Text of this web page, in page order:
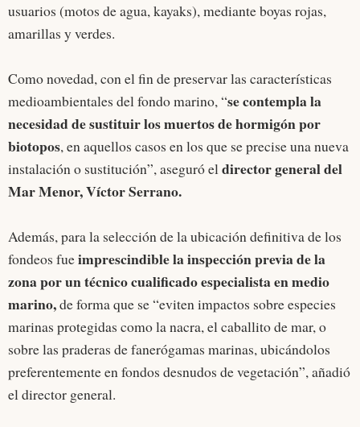
usuarios (motos de agua, kayaks), mediante boyas rojas,
amarillas y verdes.
Como novedad, con el fin de preservar las características
medioambientales del fondo marino, “se contempla la
necesidad de sustituir los muertos de hormigón por
biotopos, en aquellos casos en los que se precise una nueva
instalación o sustitución”, aseguró eldirector general del
Mar Menor, Víctor Serrano.
Además, para la selección de la ubicación definitiva de los
fondeos fueimprescindible la inspección previa de la
zona por un técnico cualificado especialista en medio
marino,de forma que se “eviten impactos sobre especies
marinas protegidas como la nacra, el caballito de mar, o
sobre las praderas de fanerógamas marinas, ubicándolos
preferentemente en fondos desnudos de vegetación”, añadió
el director general.